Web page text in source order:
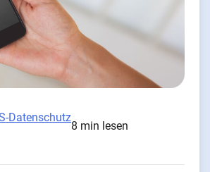
Datenschutz
8 min lesen